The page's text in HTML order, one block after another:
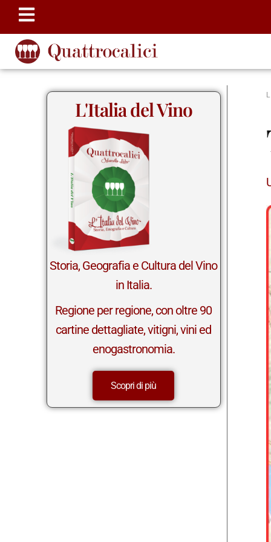
L'Italia del Vino
Storia, Geografia e Cultura del Vino
in Italia.
Regione per regione, con oltre 90
cartine dettagliate, vitigni, vini ed
enogastronomia.
Scopri di più